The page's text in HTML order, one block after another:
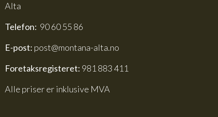
Alta
Telefon: 90 60 55 86
E-post: post@montana-alta.no
Foretaksregisteret: 981 883 411
Alle priser er inklusive MVA